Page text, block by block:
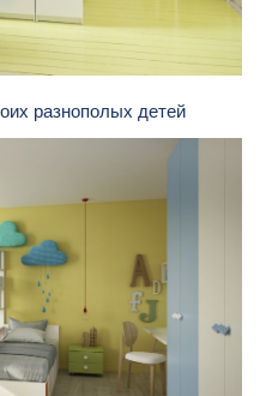
разнополых детей